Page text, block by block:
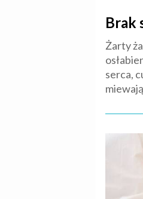
Brak
Żarty
serca,